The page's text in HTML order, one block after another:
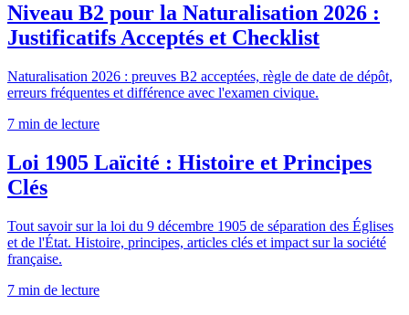
Niveau B2 pour la Naturalisation 2026 :
Justificatifs Acceptés et Checklist
Naturalisation 2026 : preuves B2 acceptées, règle de date de dépôt,
erreurs fréquentes et différence avec l'examen civique.
7 min de lecture
Loi 1905 Laïcité : Histoire et Principes
Clés
Tout savoir sur la loi du 9 décembre 1905 de séparation des Églises
et de l'État. Histoire, principes, articles clés et impact sur la société
française.
7 min de lecture